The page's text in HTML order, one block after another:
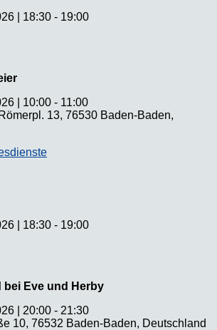
18:30 - 19:00
10:00 - 11:00
13, 76530 Baden-Baden,
18:30 - 19:00
bei Eve und Herby
20:00 - 21:30
10, 76532 Baden-Baden, Deutschland